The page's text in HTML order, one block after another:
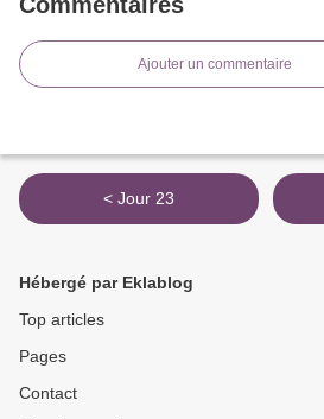
Ajouter un commentaire
< Jour 23
Hébergé par Eklablog
Top articles
Pages
Contact